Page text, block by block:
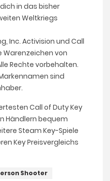
in das bisher
Weltkriegs
Inc. Activision und Call
von
Rechte vorbehalten.
sind
Call of Duty Key
Händlern bequem
Steam Key-Spiele
Key Preisvergleichs
Shooter